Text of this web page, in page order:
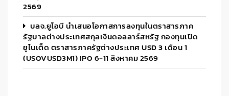
2569
บลจ.ยูโอบี นำเสนอโอกาสการลงทุนในตราสารภาค
รัฐบาลต่างประเทศสกุลเงินดอลลาร์สหรัฐ กองทุนเปิด
ยูไนเต็ด ตราสารภาครัฐต่างประเทศ USD 3 เดือน 1
(USOVUSD3M1) IPO 6-11 สิงหาคม 2569